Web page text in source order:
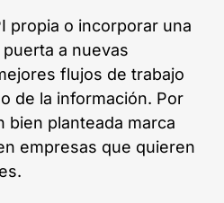
propia o incorporar una
a nuevas
flujos de trabajo
de la información. Por
bien planteada marca
empresas que quieren